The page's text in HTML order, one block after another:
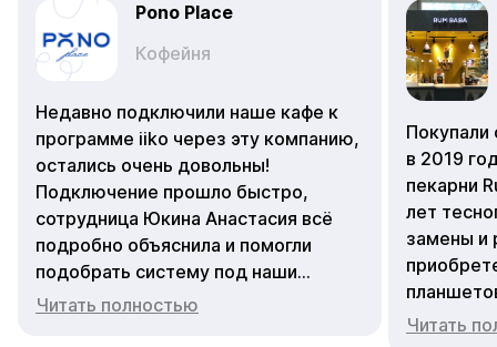
Pono Place
Кофейня
Недавно подключили наше кафе к
программе iiko через эту компанию,
остались очень довольны!
Подключение прошло быстро,
сотрудница Юкина Анастасия всё
подробно объяснила и помогли
подобрать систему под наши
задачи. Теперь учёт и управление
Читать полностью
Покупали
в 2019
пекарни
лет
замены и
Зоя
Читать